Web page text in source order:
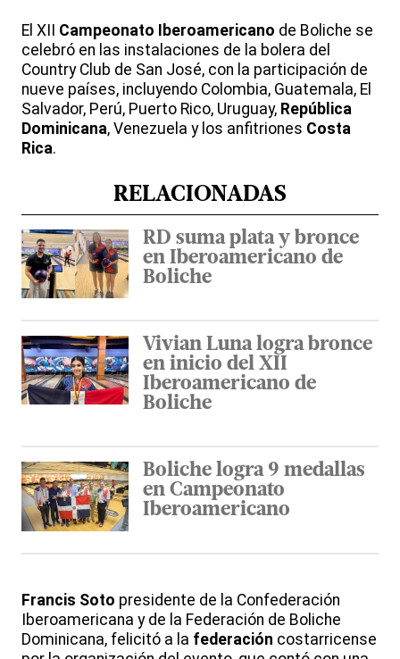
El XII Campeonato Iberoamericano de Boliche se
celebró en las instalaciones de la bolera del
Country Club de San José, con la participación de
nueve países, incluyendo Colombia, Guatemala, El
Salvador, Perú, Puerto Rico, Uruguay, República
Dominicana, Venezuela y los anfitriones Costa
Rica.
RELACIONADAS
RD suma plata y bronce
en Iberoamericano de
Boliche
Vivian Luna logra bronce
en inicio del XII
Iberoamericano de
Boliche
Boliche logra 9 medallas
en Campeonato
Iberoamericano
Francis Soto presidente de la Confederación
Iberoamericana y de la Federación de Boliche
Dominicana, felicitó a la federación costarricense